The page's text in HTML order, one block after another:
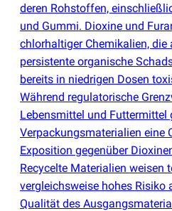
deren Rohstoffen,
und Gummi. Dioxine und
chlorhaltiger Chemikalien,
persistente organische
bereits in niedrigen Dosen
Während regulatorische
Lebensmittel und Futtermittel
Verpackungsmaterialien eine
Exposition gegenüber
Recycelte Materialien weisen
vergleichsweise hohes Risiko
Qualität des